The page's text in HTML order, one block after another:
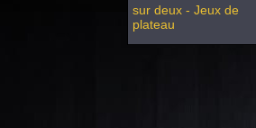
sur deux - Jeux de
plateau